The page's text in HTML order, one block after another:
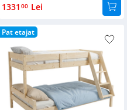
1331 00 Lei
Pat etajat